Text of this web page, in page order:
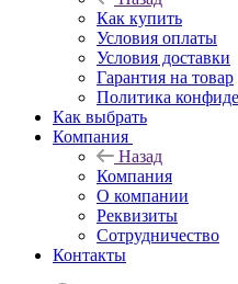
Как купить
Условия оплаты
Условия доставки
Гарантия на товар
Политика
Как выбрать
Компания
Назад
Компания
О компании
Реквизиты
Сотрудничество
Контакты